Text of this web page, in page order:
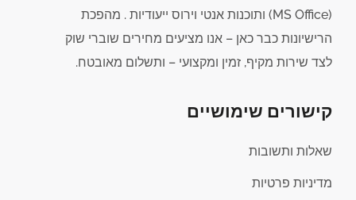
(MS Office) ותוכנות אנטי וירוס ייעודיות . מהפכת
הרישיונות כבר כאן – אנו מציעים מחירים שוברי שוק
לצד שירות מקיף, זמין ומקצועי – ותשלום מאובטח.
קישורים שימושיים
שאלות ותשובות
מדיניות פרטיות